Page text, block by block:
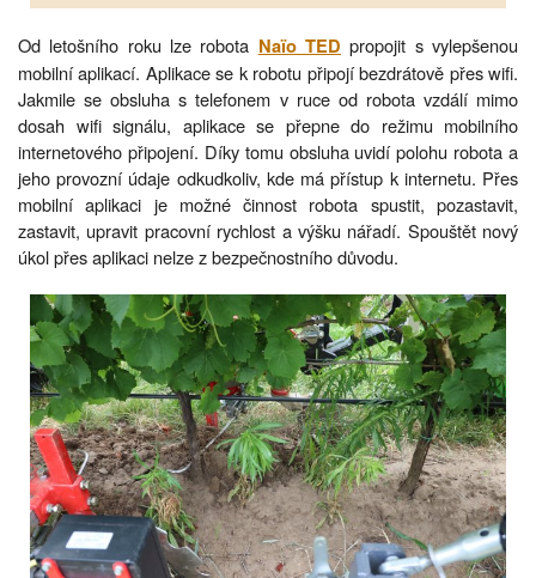
Od letošního roku lze robota Naïo TED propojit s vylepšenou
mobilní aplikací. Aplikace se k robotu připojí bezdrátově přes wifi.
Jakmile se obsluha s telefonem v ruce od robota vzdálí mimo
dosah wifi signálu, aplikace se přepne do režimu mobilního
internetového připojení. Díky tomu obsluha uvidí polohu robota a
jeho provozní údaje odkudkoliv, kde má přístup k internetu. Přes
mobilní aplikaci je možné činnost robota spustit, pozastavit,
zastavit, upravit pracovní rychlost a výšku nářadí. Spouštět nový
úkol přes aplikaci nelze z bezpečnostního důvodu.